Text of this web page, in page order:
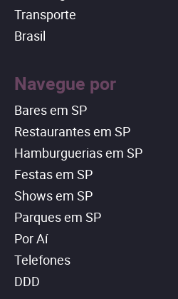
Transporte
Brasil
Navegue por
Bares em SP
Restaurantes em SP
Hamburguerias em SP
Festas em SP
Shows em SP
Parques em SP
Por Aí
Telefones
DDD